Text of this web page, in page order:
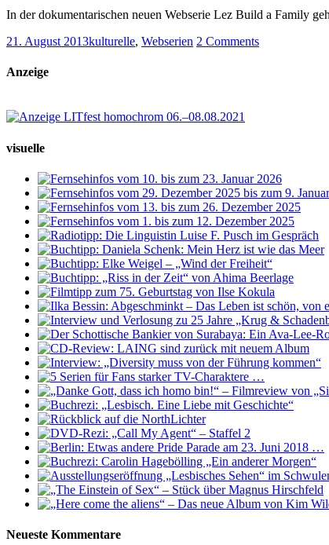
In der dokumentarischen neuen Webserie Lez Build a Family
21. August 2013kulturelle, Webserien 2 Comments
Anzeige
visuelle
Neueste Kommentare